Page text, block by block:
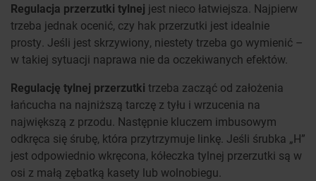
Regulacja przerzutki tylnej jest nieco łatwiejsza. Najpierw
trzeba jednak ocenić, czy hak przerzutki jest idealnie
prosty. Jeśli jest skrzywiony, niestety trzeba go wymienić –
w takiej sytuacji naprawa nie da oczekiwanych efektów.
Regulację tylnej przerzutki trzeba zacząć od założenia
łańcucha na najniższą tarczę z tyłu i wrzucenia na
największą z przodu. Następnie kluczem imbusowym
odkręca się śrubę, która przytrzymuje linkę. Jeśli śrubka „H”
jest odpowiednio wkręcona, kółeczka tylnej przerzutki są w
osi z małą zębatką kasety lub wolnobiegu.